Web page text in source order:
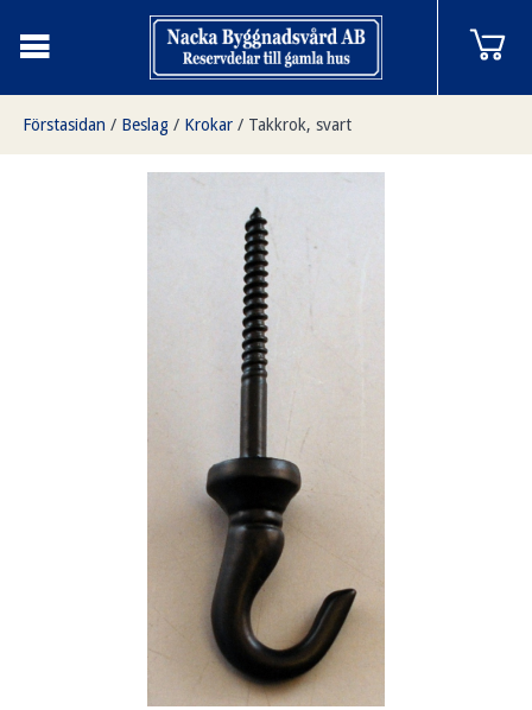
Förstasidan / Beslag / Krokar / Takkrok, svart